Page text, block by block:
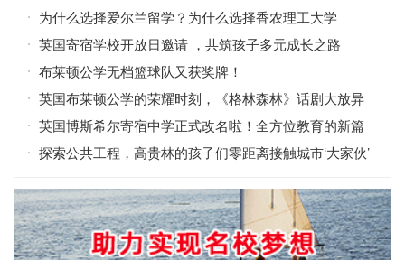
为什么选择爱尔兰留学？为什么选择香农理工大学
（TUS）？
英国寄宿学校开放日邀请 ，共筑孩子多元成长之路
布莱顿公学无档篮球队又获奖牌！
英国布莱顿公学的荣耀时刻，《格林森林》话剧大放异
彩！
英国博斯希尔寄宿中学正式改名啦！全方位教育的新篇
章
探索公共工程，高贵林的孩子们零距离接触城市‘大家伙’